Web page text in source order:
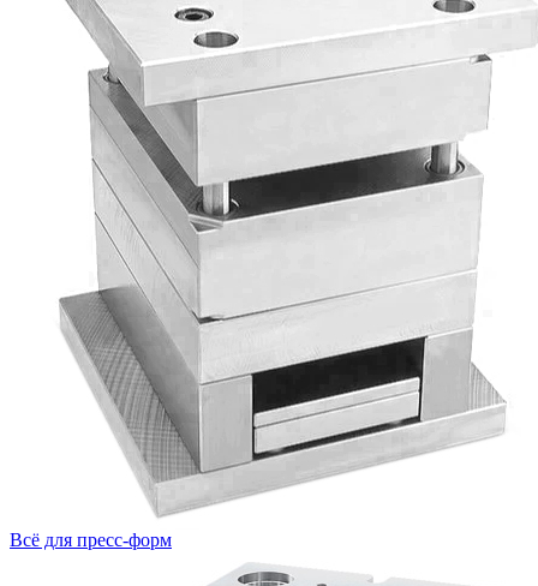
Всё для пресс-форм